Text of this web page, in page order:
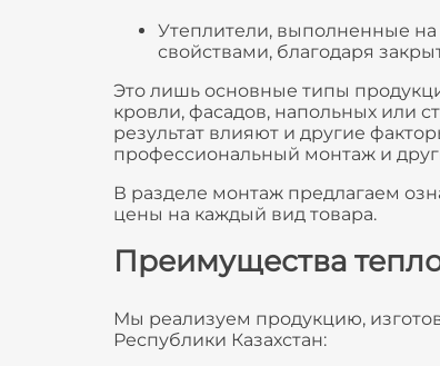
Утеплители, выполненные
свойствами, благодаря
Это лишь основные типы
кровли, фасадов, напольных или
результат влияют и другие
профессиональный монтаж и
В разделе монтаж предлагаем
цены на каждый вид товара.
Преимущества
Мы реализуем продукцию,
Республики Казахстан: